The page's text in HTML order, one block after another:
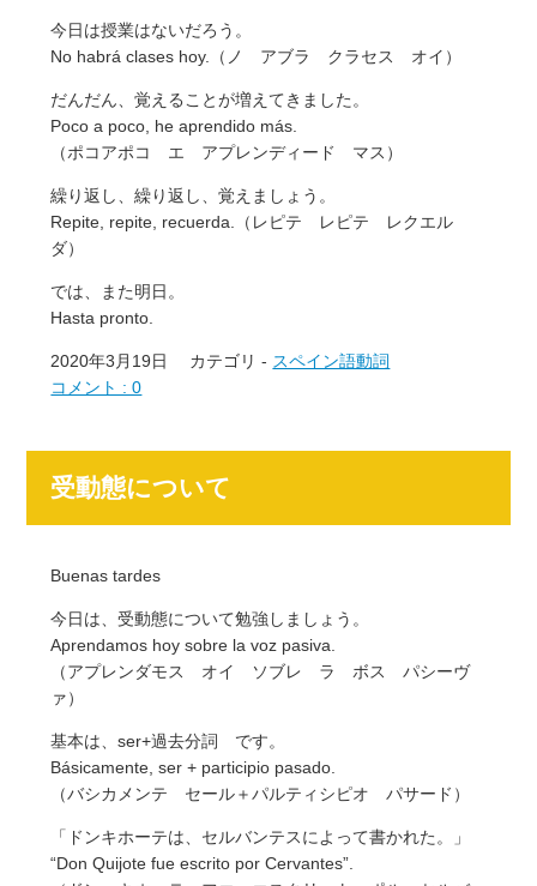
今日は授業はないだろう。
No habrá clases hoy.（ノ アブラ クラセス オイ）
だんだん、覚えることが増えてきました。
Poco a poco, he aprendido más.
（ポコアポコ エ アプレンディード マス）
繰り返し、繰り返し、覚えましょう。
Repite, repite, recuerda.（レピテ レピテ レクエル
ダ）
では、また明日。
Hasta pronto.
2020年3月19日 カテゴリ - スペイン語動詞
コメント : 0
受動態について
Buenas tardes
今日は、受動態について勉強しましょう。
Aprendamos hoy sobre la voz pasiva.
（アプレンダモス オイ ソブレ ラ ボス パシーヴ
ァ）
基本は、ser+過去分詞 です。
Básicamente, ser + participio pasado.
（バシカメンテ セール＋パルティシピオ パサード）
「ドンキホーテは、セルバンテスによって書かれた。」
“Don Quijote fue escrito por Cervantes”.